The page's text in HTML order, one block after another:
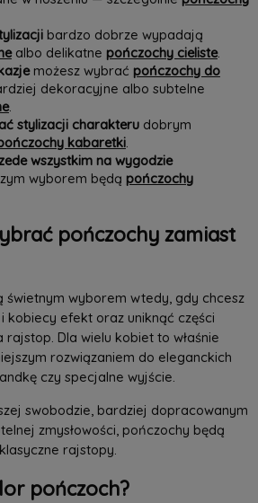
bardzo dobrze wypadają
albo delikatne pończochy cieliste.
możesz wybrać pończochy do
dekoracyjne albo subtelne
.
stylizacji charakterudobrym
kabaretki.
wszystkim na wygodzie
wyborem będą pończochy
pończochy zamiast
świetnym wyborem wtedy, gdy chcesz
kobiecy efekt oraz uniknąć części
Dla wielu kobiet to właśnie
rozwiązaniem do eleganckich
czy specjalne wyjście.
swobodzie, bardziej dopracowanym
zmysłowości, pończochy będą
rajstopy.
pończoch?